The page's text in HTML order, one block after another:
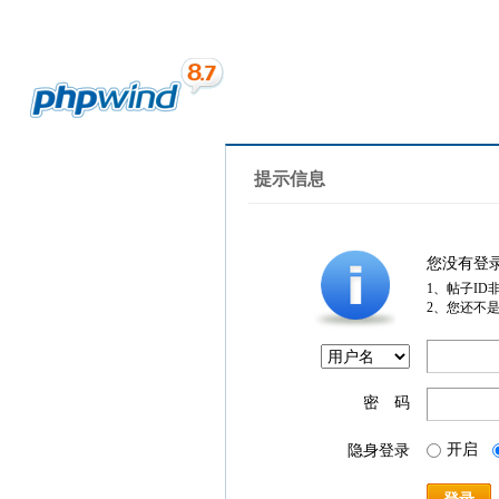
提示信息
您没有登
1、帖子ID
2、您还不
密 码
隐身登录 开启